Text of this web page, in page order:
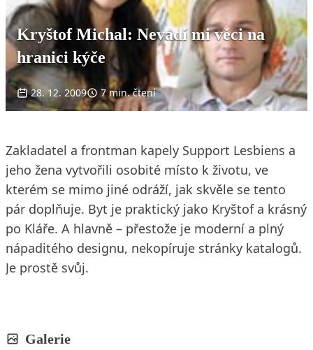
Kryštof Michal: Nevadí mi věci na
hranici kýče
28. 12. 2009 7 min. čtení
Zakladatel a frontman kapely Support Lesbiens a
jeho žena vytvořili osobité místo k životu, ve
kterém se mimo jiné odráží, jak skvěle se tento
pár doplňuje. Byt je praktický jako Kryštof a krásný
po Kláře. A hlavně – přestože je moderní a plný
nápaditého designu, nekopíruje stránky katalogů.
Je prostě svůj.
Galerie